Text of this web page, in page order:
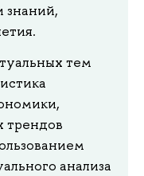
знаний,
тем
трендов
анализа